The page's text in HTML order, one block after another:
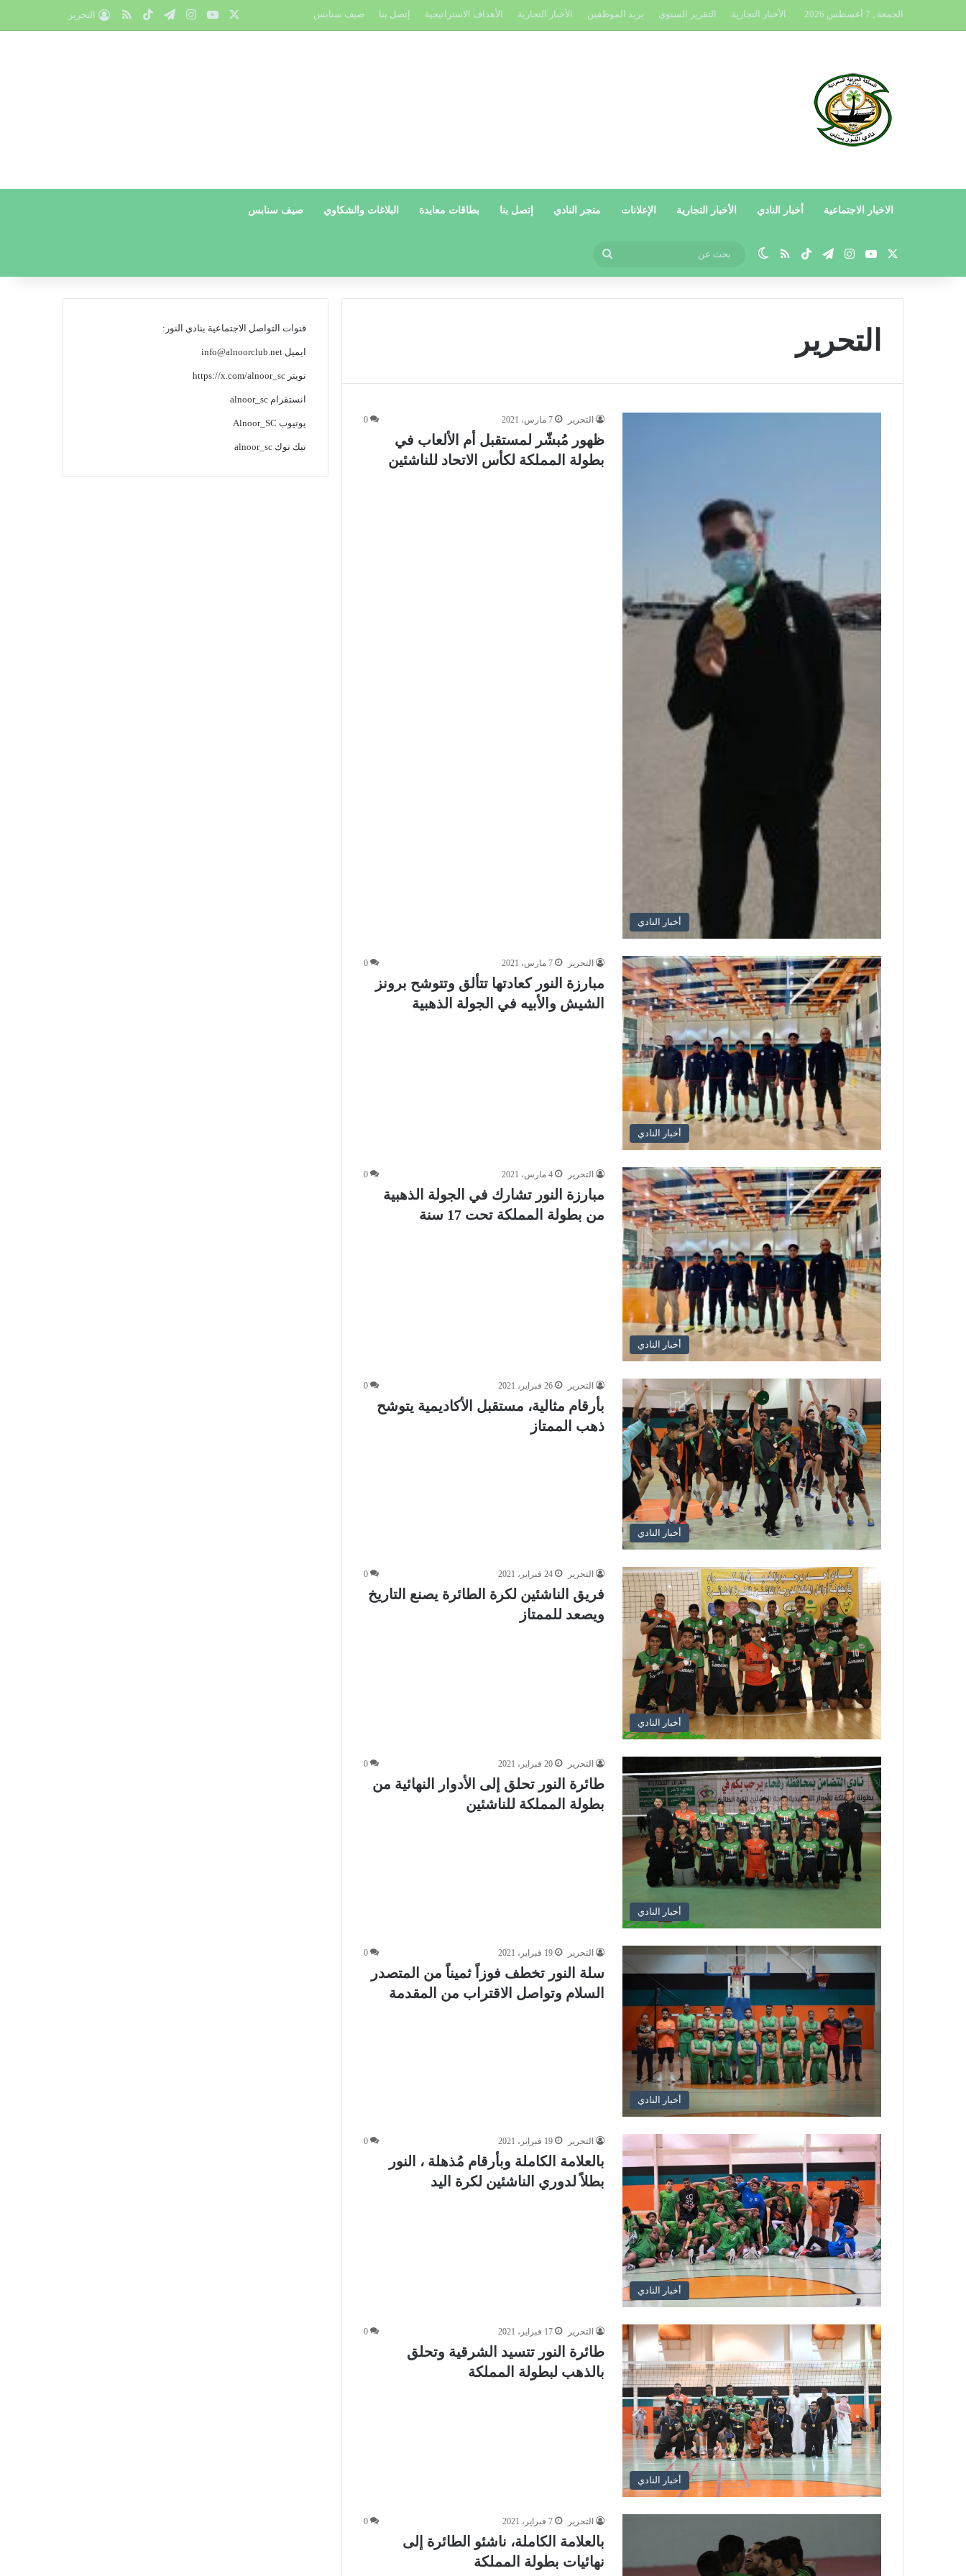
الجمعة , 7 أغسطس 2026 الأخبار التجارية التقرير السنوي بريد الموظفين الأخبار التجارية الأهداف الاستراتيجية إتصل بنا صيف سنابس يوتيوبانستقرام
تيلقرام‫TikTokملخص الموقع RSS
التحرير
الاخبار الاجتماعية أخبار النادي الأخبار التجارية الإعلانات متجر النادي إتصل بنا بطاقات معايدة البلاغات والشكاوي صيف سنابس
يوتيوبانستقرام
تيلقرام‫TikTokملخص الموقع RSS
الوضع المظلم
عن
التحرير
أخبار النادي
التحرير 7 مارس، 2021 0
ظهور مُبشّر لمستقبل أم الألعاب في
بطولة المملكة لكأس الاتحاد للناشئين
أخبار النادي
التحرير 7 مارس، 2021 0
مبارزة النور كعادتها تتألق وتتوشح برونز
الشيش والأبيه في الجولة الذهبية
أخبار النادي
التحرير 4 مارس، 2021 0
مبارزة النور تشارك في الجولة الذهبية
من بطولة المملكة تحت 17 سنة
أخبار النادي
التحرير 26 فبراير، 2021 0
بأرقام مثالية، مستقبل الأكاديمية يتوشح
ذهب الممتاز
أخبار النادي
التحرير 24 فبراير، 2021 0
فريق الناشئين لكرة الطائرة يصنع التاريخ
ويصعد للممتاز
أخبار النادي
التحرير 20 فبراير، 2021 0
طائرة النور تحلق إلى الأدوار النهائية من
بطولة المملكة للناشئين
أخبار النادي
التحرير 19 فبراير، 2021 0
سلة النور تخطف فوزاً ثميناً من المتصدر
السلام وتواصل الاقتراب من المقدمة
أخبار النادي
التحرير 19 فبراير، 2021 0
بالعلامة الكاملة وبأرقام مُذهلة ، النور
بطلاً لدوري الناشئين لكرة اليد
أخبار النادي
التحرير 17 فبراير، 2021 0
طائرة النور تتسيد الشرقية وتحلق
بالذهب لبطولة المملكة
التحرير 7 فبراير، 2021 0
بالعلامة الكاملة، ناشئو الطائرة إلى
نهائيات بطولة المملكة
قنوات التواصل الاجتماعية بنادي النور:
ايميلinfo@alnoorclub.net
تويترhttps://x.com/alnoor_sc
انستقرامalnoor_sc
يوتيوب Alnoor_SC
تيك توكalnoor_sc